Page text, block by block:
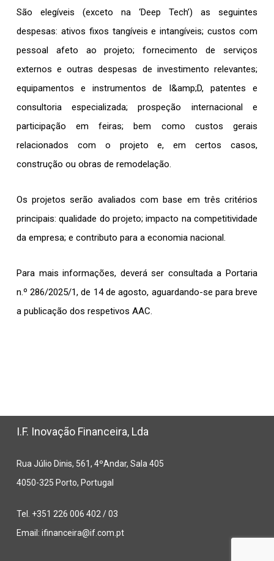
São elegíveis (exceto na ‘Deep Tech’) as seguintes
despesas: ativos fixos tangíveis e intangíveis; custos com
pessoal afeto ao projeto; fornecimento de serviços
externos e outras despesas de investimento relevantes;
equipamentos e instrumentos de I&amp;D, patentes e
consultoria especializada; prospeção internacional e
participação em feiras; bem como custos gerais
relacionados com o projeto e, em certos casos,
construção ou obras de remodelação.
Os projetos serão avaliados com base em três critérios
principais: qualidade do projeto; impacto na competitividade
da empresa; e contributo para a economia nacional.
Para mais informações, deverá ser consultada a Portaria
n.º 286/2025/1, de 14 de agosto, aguardando-se para breve
a publicação dos respetivos AAC.
I.F. Inovação Financeira, Lda
Rua Júlio Dinis, 561, 4ºAndar, Sala 405
4050-325 Porto, Portugal
Tel. +351 226 006 402 / 03
Email: ifinanceira@if.com.pt